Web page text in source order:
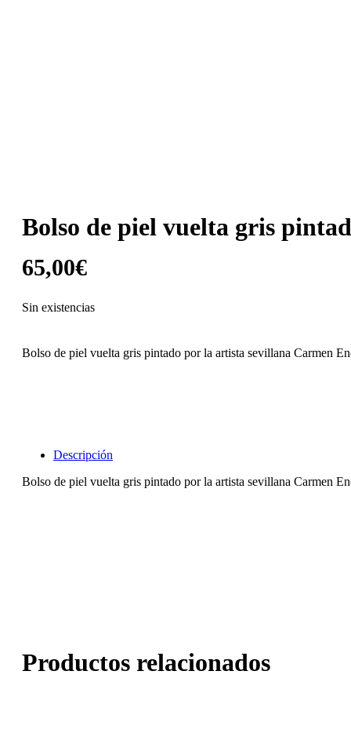
Bolso de piel vuelta gris
65,00€
Sin existencias
Bolso de piel vuelta gris pintado por la artista sevillana Carmen
Descripción
Bolso de piel vuelta gris pintado por la artista sevillana Carmen
Productos relacionados